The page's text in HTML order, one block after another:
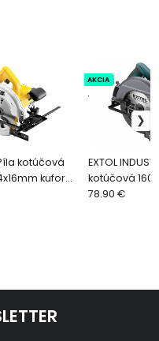
kotúčová
kufor
EXTOL
kotúčová
pr.185mm
AKCIA
.
78.90 €